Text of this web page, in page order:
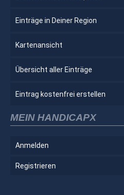
Einträge in Deiner Region
Kartenansicht
Übersicht aller Einträge
Eintrag kostenfrei erstellen
MEIN HANDICAPX
Anmelden
Registrieren